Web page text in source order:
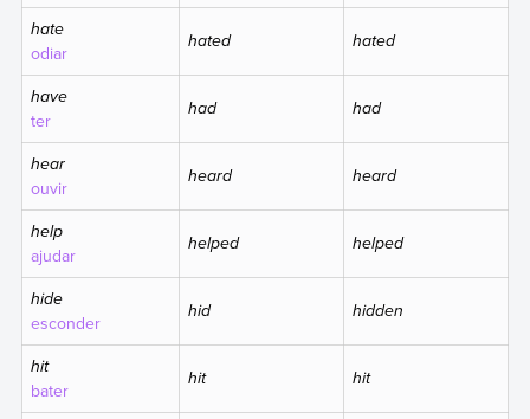
hate
odiar hated hated
have
ter had had
hear
ouvir heard heard
help
ajudar helped helped
hide
esconder hid hidden
hit
bater hit hit